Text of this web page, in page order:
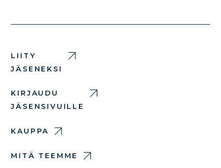
LIITY
JÄSENEKSI
KIRJAUDU
JÄSENSIVUILLE
KAUPPA
MITÄ TEEMME